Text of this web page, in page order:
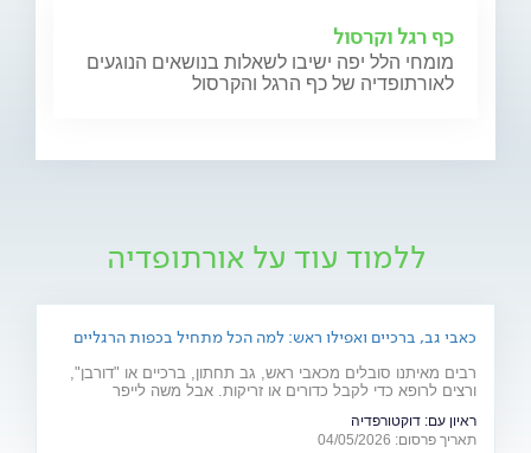
כף רגל וקרסול
מומחי הלל יפה ישיבו לשאלות בנושאים הנוגעים
לאורתופדיה של כף הרגל והקרסול
ללמוד עוד על אורתופדיה
כאבי גב, ברכיים ואפילו ראש: למה הכל מתחיל בכפות הרגליים
רבים מאיתנו סובלים מכאבי ראש, גב תחתון, ברכיים או "דורבן",
ורצים לרופא כדי לקבל כדורים או זריקות. אבל משה לייפר
"הגוף הוא כמו בניין, וכפות הרגליים הן היסודות שלו".
ראיון עם: דוקטורפדיה
תאריך פרסום: 04/05/2026